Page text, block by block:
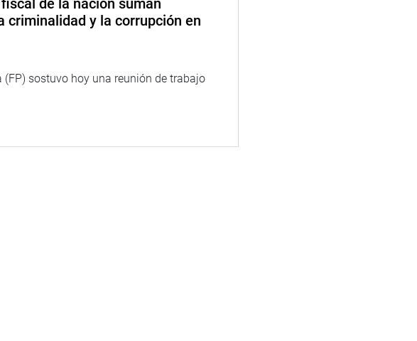
de la nación suman
criminalidad y la corrupción en
(FP) sostuvo hoy una reunión de trabajo